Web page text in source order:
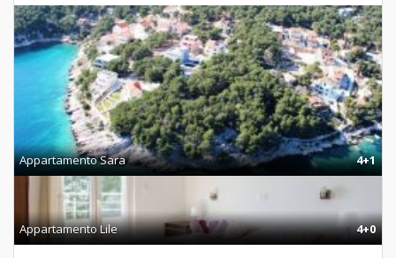
Appartamento Sara 4+1
Appartamento Lile 4+0